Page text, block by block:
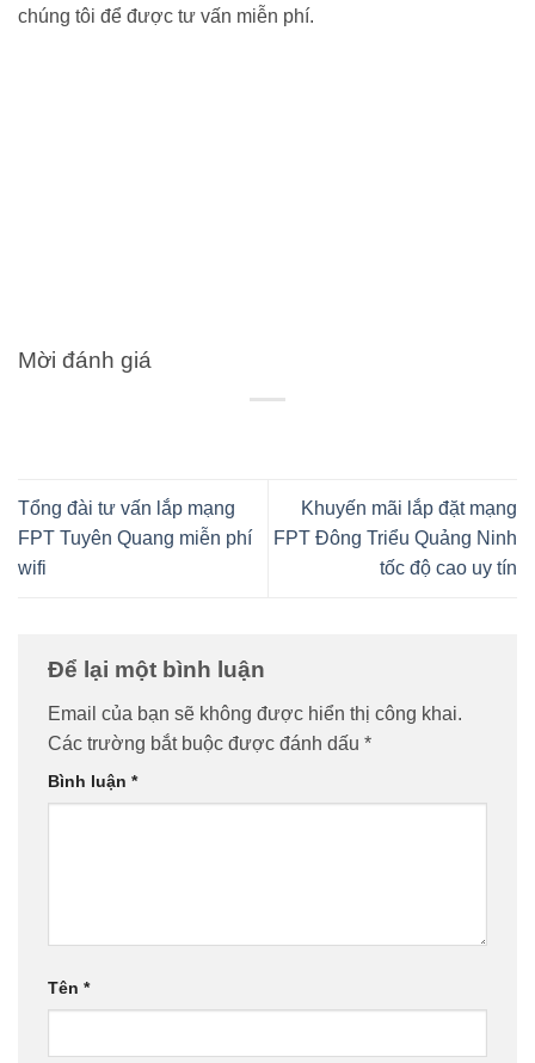
chúng tôi để được tư vấn miễn phí.
Mời đánh giá
Tổng đài tư vấn lắp mạng
FPT Tuyên Quang miễn phí
wifi
Khuyến mãi lắp đặt mạng
FPT Đông Triểu Quảng Ninh
tốc độ cao uy tín
Để lại một bình luận
Email của bạn sẽ không được hiển thị công khai.
Các trường bắt buộc được đánh dấu *
Bình luận *
Tên *